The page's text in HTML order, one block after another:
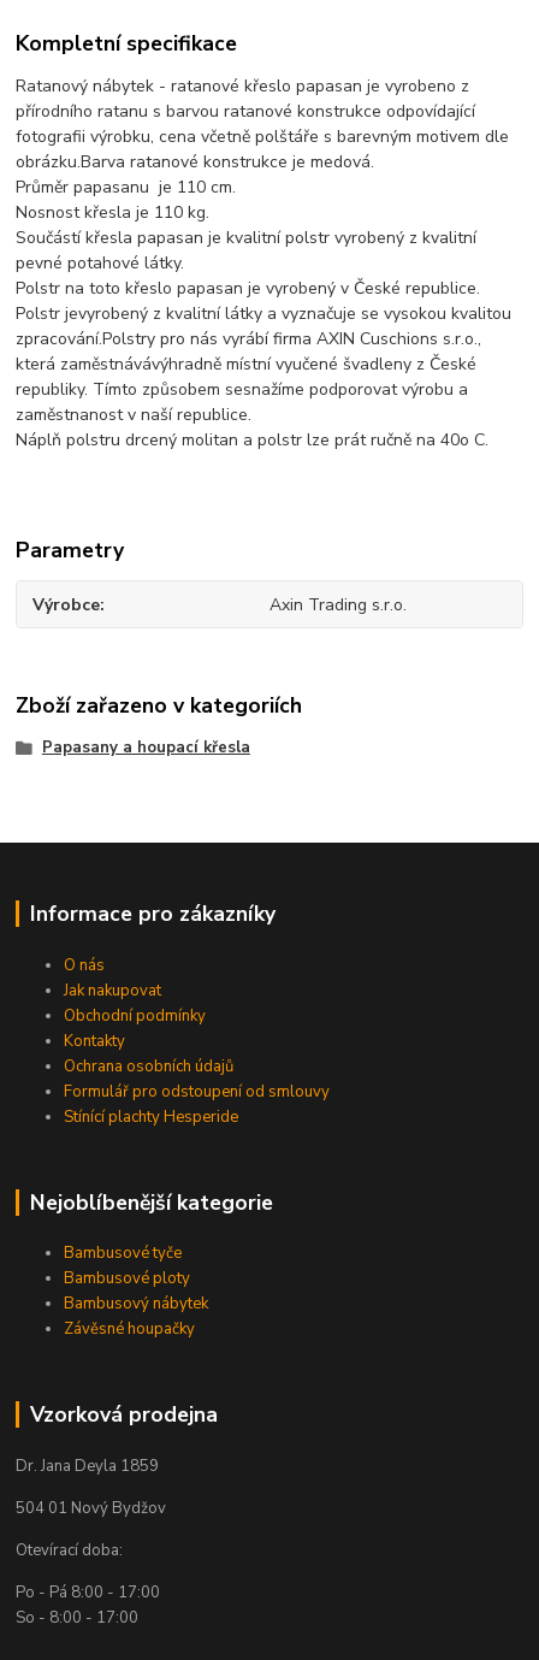
Kompletní specifikace
Ratanový nábytek - ratanové křeslo papasan je vyrobeno z
přírodního ratanu s barvou ratanové konstrukce odpovídající
fotografii výrobku, cena včetně polštáře s barevným motivem dle
obrázku.Barva ratanové konstrukce je medová.
Průměr papasanu je 110 cm.
Nosnost křesla je 110 kg.
Součástí křesla papasan je kvalitní polstr vyrobený z kvalitní
pevné potahové látky.
Polstr na toto křeslo papasan je vyrobený v České republice.
Polstr jevyrobený z kvalitní látky a vyznačuje se vysokou kvalitou
zpracování.Polstry pro nás vyrábí firma AXIN Cuschions s.r.o.,
která zaměstnávávýhradně místní vyučené švadleny z České
republiky. Tímto způsobem sesnažíme podporovat výrobu a
zaměstnanost v naší republice.
Náplň polstru drcený molitan a polstr lze prát ručně na 40o C.
Parametry
Výrobce Axin Trading s.r.o.
Zboží zařazeno v kategoriích
Papasany a houpací křesla
Informace pro zákazníky
O nás
Jak nakupovat
Obchodní podmínky
Kontakty
Ochrana osobních údajů
Formulář pro odstoupení od smlouvy
Stínící plachty Hesperide
Nejoblíbenější kategorie
Bambusové tyče
Bambusové ploty
Bambusový nábytek
Závěsné houpačky
Vzorková prodejna
Dr. Jana Deyla 1859
504 01 Nový Bydžov
Otevírací doba:
Po - Pá 8:00 - 17:00
So - 8:00 - 17:00